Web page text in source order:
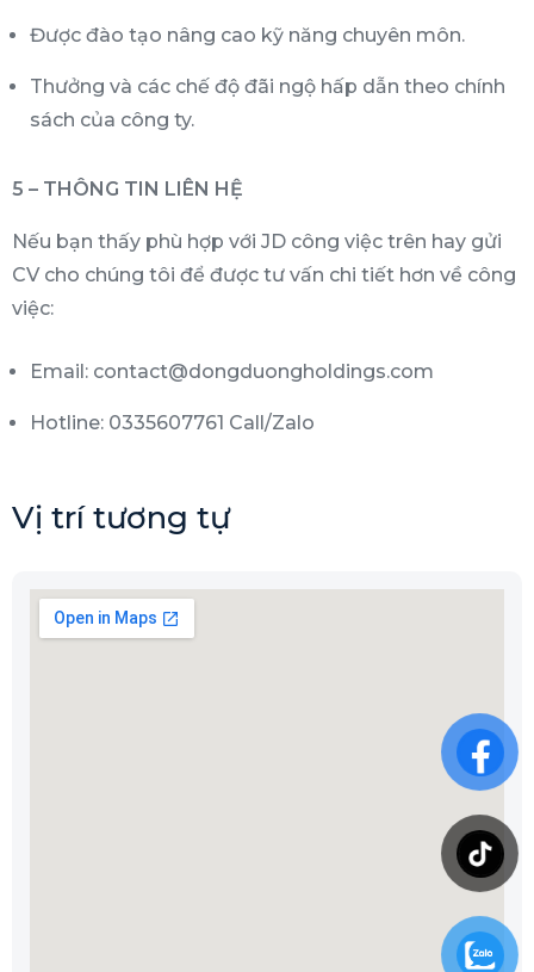
Được đào tạo nâng cao kỹ năng chuyên môn.
Thưởng và các chế độ đãi ngộ hấp dẫn theo chính
sách của công ty.
5 – THÔNG TIN LIÊN HỆ
Nếu bạn thấy phù hợp với JD công việc trên hay gửi
CV cho chúng tôi để được tư vấn chi tiết hơn về công
việc:
Email: contact@dongduongholdings.com
Hotline: 0335607761 Call/Zalo
Vị trí tương tự